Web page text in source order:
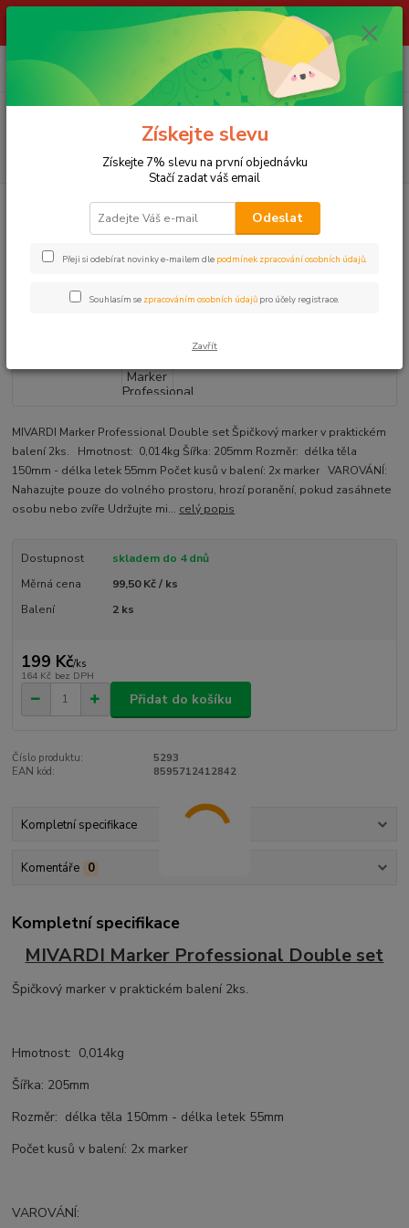
ŽIVÉ NÁSTRAHY !!! NEPOSÍLÁME !!! - ODBĚR POUZE NA NAŠÍ
Menu
za
VYBAVENÍ RYBÁŘE MIVARDI Marker Professional Double set
MIVARDI Marker Professional
Double set
MIVARDI Marker Professional Double set Špičkový marker v praktickém
balení 2ks. Hmotnost: 0,014kg Šířka: 205mm Rozměr: délka těla
150mm - délka letek 55mm Počet kusů v balení: 2x marker VAROVÁNÍ:
Nahazujte pouze do volného prostoru, hrozí poranění, pokud zasáhnete
osobu nebo zvíře Udržujte mi... celý popis
Dostupnost
skladem do 4 dnů
Měrná cena
99,50 Kč / ks
Balení
2 ks
199 Kč/ks
164 Kč bez DPH
Přidat do košíku
Číslo produktu:
5293
EAN kód:
8595712412842
Kompletní specifikace
Komentáře 0
Kompletní specifikace
MIVARDI Marker Professional Double set
Špičkový marker v praktickém balení 2ks.
Hmotnost: 0,014kg
Šířka: 205mm
Rozměr: délka těla 150mm - délka letek 55mm
Počet kusů v balení: 2x marker
VAROVÁNÍ:
Získejte slevu
Získejte 7% slevu na první objednávku
Stačí zadat váš email
Odeslat
Přeji si odebírat novinky e-mailem dle podmínek zpracování osobních údajů.
Souhlasím se zpracováním osobních údajů pro účely registrace.
Zavřít